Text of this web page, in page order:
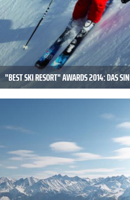
"BEST SKI RESORT" AWARDS 2014: DAS